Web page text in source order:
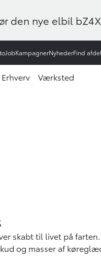
den nye elbil
JobKampagnerNyhederFind
Erhverv Værksted
skabt til livet på
og masser af